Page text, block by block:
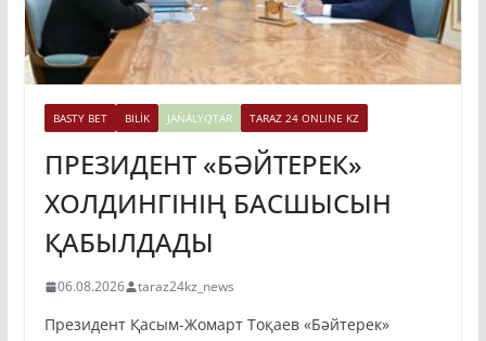
BASTY BET BILİK JAŃALYQTAR TARAZ 24 ONLINE KZ
ПРЕЗИДЕНТ «БӘЙТЕРЕК»
ХОЛДИНГІНІҢ БАСШЫСЫН
ҚАБЫЛДАДЫ
06.08.2026 taraz24kz_news
Президент Қасым-Жомарт Тоқаев «Бәйтерек»